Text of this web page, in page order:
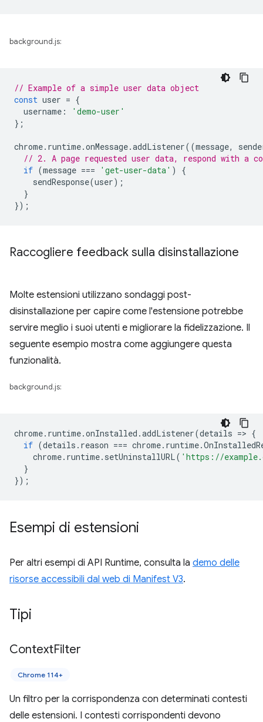
background.js:
// Example of a simple user data object
const user = {
username :
'demo-user'
};
chrome. runtime.onMessage.addListener((message,
// 2. A page requested user data, respond with a
if (message === 'get-user-data' )
{
sendResponse(user);
}
});
Raccogliere feedback sulla disinstallazione
Molte estensioni utilizzano sondaggi post-
disinstallazione per capire come l'estensione potrebbe
servire meglio i suoi utenti e migliorare la fidelizzazione. Il
seguente esempio mostra come aggiungere questa
funzionalità.
background.js:
chrome. runtime.onInstalled .addListener(details => {
if (details . reason === chrome. runtime.
chrome. runtime. setUninstallURL( 'https://
}
});
Esempi di estensioni
Per altri esempi di API Runtime, consulta la demo delle
risorse accessibili dal web di Manifest V3.
Tipi
ContextFilter
Chrome 114+
Un filtro per la corrispondenza con determinati contesti
delle estensioni. I contesti corrispondenti devono